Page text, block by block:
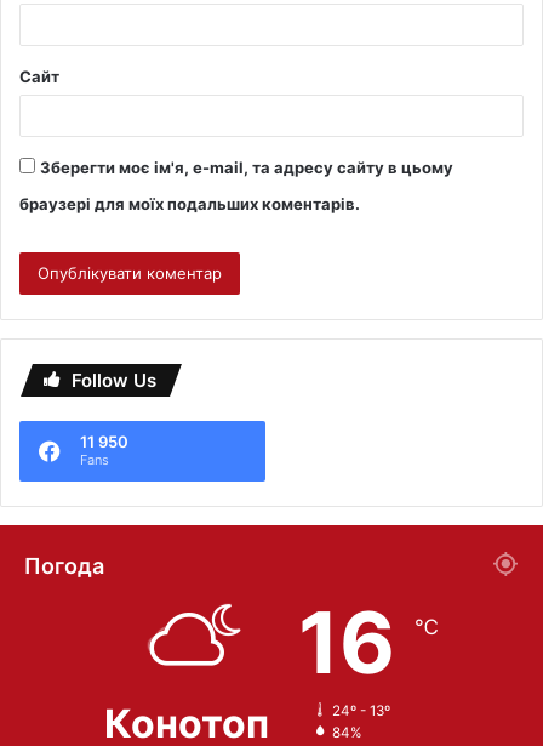
Сайт
Зберегти моє ім'я, e-mail, та адресу сайту в цьому
браузері для моїх подальших коментарів.
Follow Us
11 950
Fans
Погода
Конотоп
16 ℃
24º - 13º
84%